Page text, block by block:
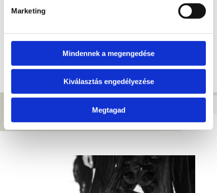
Marketing
Mindennek a megengedése
Kiválasztás engedélyezése
Megtagad
Plastenka, Cirrhopp stb.
Eileen Fisher stb.